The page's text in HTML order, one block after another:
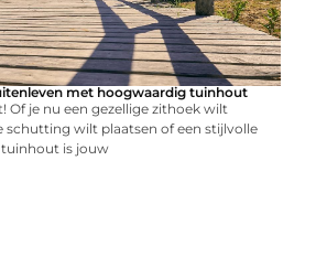
met hoogwaardig tuinhout
Of je nu een gezellige zithoek wilt
schutting wilt plaatsen of een stijlvolle
is jouw